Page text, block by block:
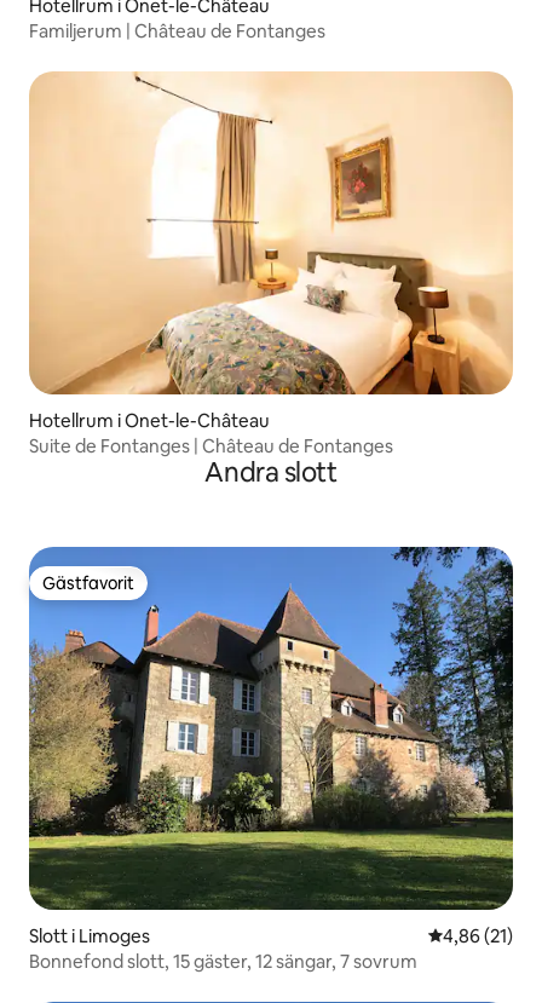
Hotellrum i Onet-le-Château
Familjerum | Château de Fontanges
Hotellrum i Onet-le-Château
Suite de Fontanges | Château de Fontanges
Andra slott
Gästfavorit
Gästfavorit
Slott i Limoges 4,86 av 5 i
4,86 (21)
Bonnefond slott, 15 gäster, 12 sängar, 7 sovrum